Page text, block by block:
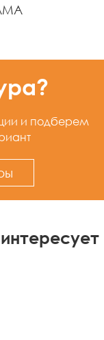
и подберем